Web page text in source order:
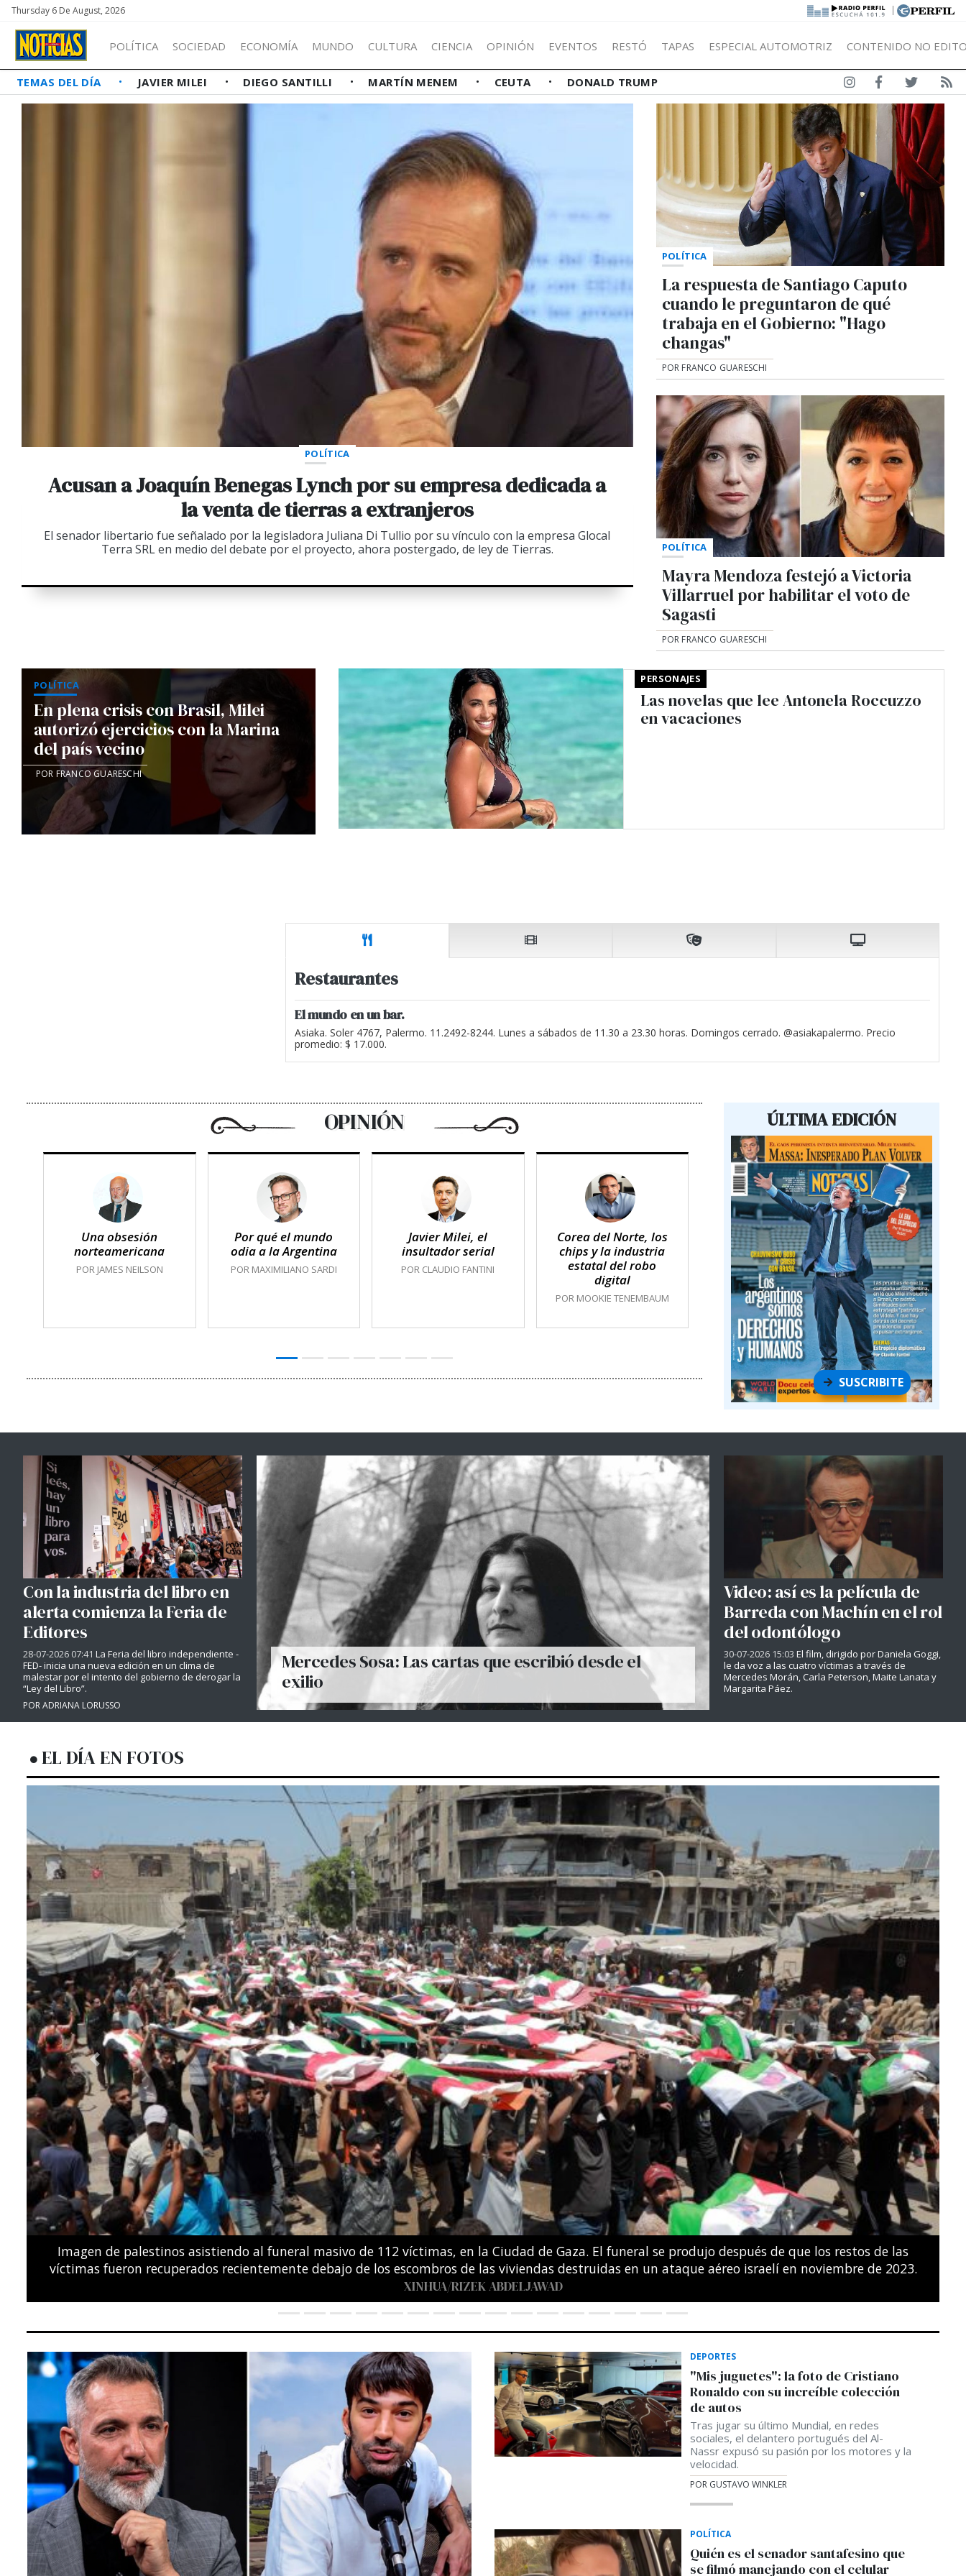
Thursday 6 De August, 2026 |
POLÍTICA SOCIEDAD ECONOMÍA MUNDO CULTURA CIENCIA OPINIÓN EVENTOS RESTÓ TAPAS ESPECIAL AUTOMOTRIZ CONTENIDO NO
TEMAS DEL DÍA JAVIER MILEI DIEGO SANTILLI MARTÍN MENEM CEUTA DONALD TRUMP
POLÍTICA
Acusan a Joaquín Benegas Lynch por su empresa dedicada a
la venta de tierras a extranjeros
El senador libertario fue señalado por la legisladora Juliana Di Tullio por su vínculo con la empresa Glocal
Terra SRL en medio del debate por el proyecto, ahora postergado, de ley de Tierras.
POLÍTICA
La respuesta de Santiago Caputo
cuando le preguntaron de qué
trabaja en el Gobierno: "Hago
changas"
POR FRANCO GUARESCHI
POLÍTICA
Mayra Mendoza festejó a Victoria
Villarruel por habilitar el voto de
Sagasti
POR FRANCO GUARESCHI
POLÍTICA
En plena crisis con Brasil, Milei
autorizó ejercicios con la Marina
del país vecino
POR FRANCO GUARESCHI
PERSONAJES
Las novelas que lee Antonela Roccuzzo
en vacaciones
Restaurantes
El mundo en un bar.
Asiaka. Soler 4767, Palermo. 11.2492-8244. Lunes a sábados de 11.30 a 23.30 horas. Domingos cerrado. @asiakapalermo. Precio
promedio: $ 17.000.
OPINIÓN
Una obsesión
norteamericana
POR JAMES NEILSON
Por qué el mundo
odia a la Argentina
POR MAXIMILIANO SARDI
Javier Milei, el
insultador serial
POR CLAUDIO FANTINI
Corea del Norte, los
chips y la industria
estatal del robo
digital
POR MOOKIE TENEMBAUM
ÚLTIMA EDICIÓN
SUSCRIBITE
Con la industria del libro en
alerta comienza la Feria de
Editores
28-07-2026 07:41 La Feria del libro independiente -
FED- inicia una nueva edición en un clima de
malestar por el intento del gobierno de derogar la
“Ley del Libro”.
POR ADRIANA LORUSSO
Mercedes Sosa: Las cartas que escribió desde el
exilio
Video: así es la película de
Barreda con Machín en el rol
del odontólogo
30-07-2026 15:03 El film, dirigido por Daniela Goggi,
le da voz a las cuatro víctimas a través de
Mercedes Morán, Carla Peterson, Maite Lanata y
Margarita Páez.
EL DÍA EN FOTOS
Los nadadores españoles de estilo libre Dennis González Boneu e Iris Tío Casas compiten en la final de natación artística por parejas mixtas durante
el Campeonato Europeo de Natación LEN, en el Centro Acuático Olímpico de Saint-Denis, en las afueras del noreste de París. SÉBASTIEN BOZON / AFP
Previous Next
"Mis juguetes": la foto de Cristiano
Ronaldo con su increíble colección
de autos
Tras jugar su último Mundial, en redes
sociales, el delantero portugués del Al-
Nassr expusó su pasión por los motores y la
velocidad.
POR GUSTAVO WINKLER
Quién es el senador santafesino que
se filmó manejando con el celular
En redes sociales se viralizó el video de un